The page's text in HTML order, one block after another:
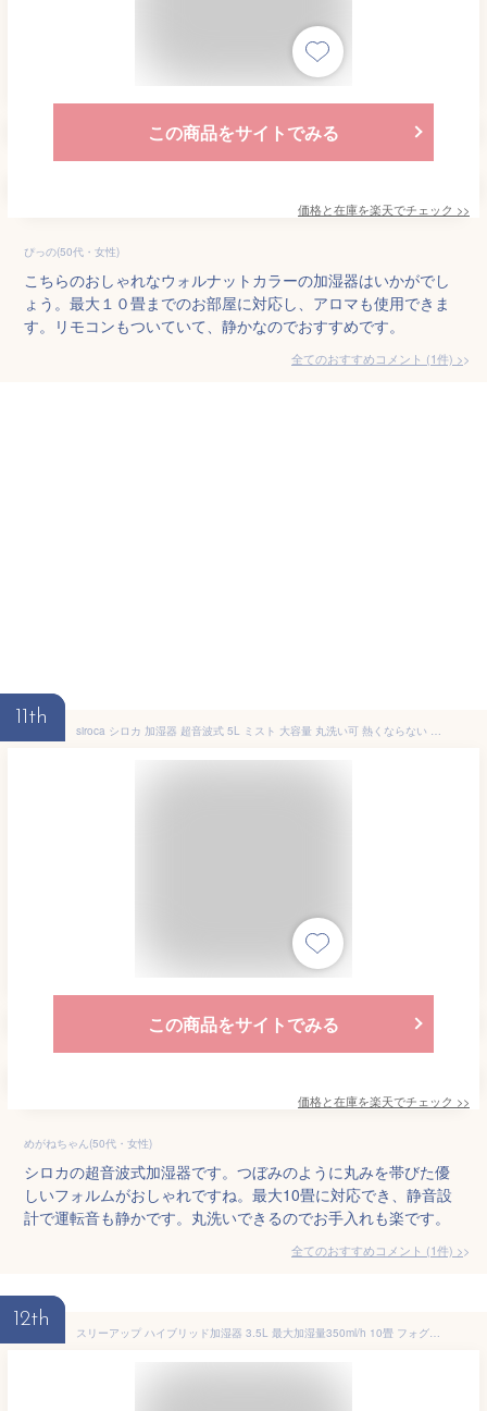
この商品をサイトでみる
価格と在庫を楽天でチェック >>
ぴっの(50代・女性)
こちらのおしゃれなウォルナットカラーの加湿器はいかがでし
ょう。最大１０畳までのお部屋に対応し、アロマも使用できま
す。リモコンもついていて、静かなのでおすすめです。
全てのおすすめコメント (1件) >
11th
siroca シロカ 加湿器 超音波式 5L ミスト 大容量 丸洗い可 熱くならない 取っ手付 最大10畳 最大24時間 静音 安全 調整可 赤ちゃん ペット SD-C213【送料無料】
この商品をサイトでみる
価格と在庫を楽天でチェック >>
めがねちゃん(50代・女性)
シロカの超音波式加湿器です。つぼみのように丸みを帯びた優
しいフォルムがおしゃれですね。最大10畳に対応でき、静音設
計で運転音も静かです。丸洗いできるのでお手入れも楽です。
全てのおすすめコメント (1件) >
12th
スリーアップ ハイブリッド加湿器 3.5L 最大加湿量350ml/h 10畳 フォグミスト ショコラ HB-T2153BR